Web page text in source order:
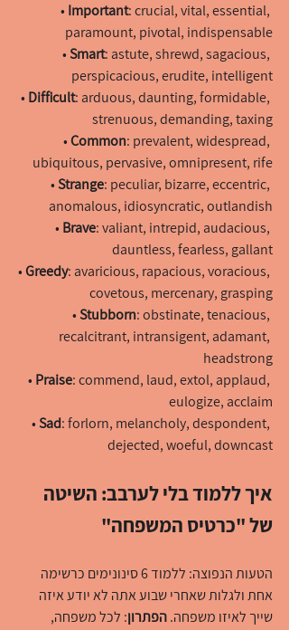
• Important: crucial, vital, essential,
paramount, pivotal, indispensable
• Smart: astute, shrewd, sagacious,
perspicacious, erudite, intelligent
• Difficult: arduous, daunting, formidable,
strenuous, demanding, taxing
• Common: prevalent, widespread,
ubiquitous, pervasive, omnipresent, rife
• Strange: peculiar, bizarre, eccentric,
anomalous, idiosyncratic, outlandish
• Brave: valiant, intrepid, audacious,
dauntless, fearless, gallant
• Greedy: avaricious, rapacious, voracious,
covetous, mercenary, grasping
• Stubborn: obstinate, tenacious,
recalcitrant, intransigent, adamant,
headstrong
• Praise: commend, laud, extol, applaud,
eulogize, acclaim
• Sad: forlorn, melancholy, despondent,
dejected, woeful, downcast
איך ללמוד בלי לערבב: השיטה
של "כרטיס המשפחה"
הטעות הנפוצה: ללמוד 6 סינונימים כרשימה
אחת ולגלות שאחרי שבוע אתה לא יודע איזה
שייך לאיזו משפחה. הפתרון: לכל משפחה,